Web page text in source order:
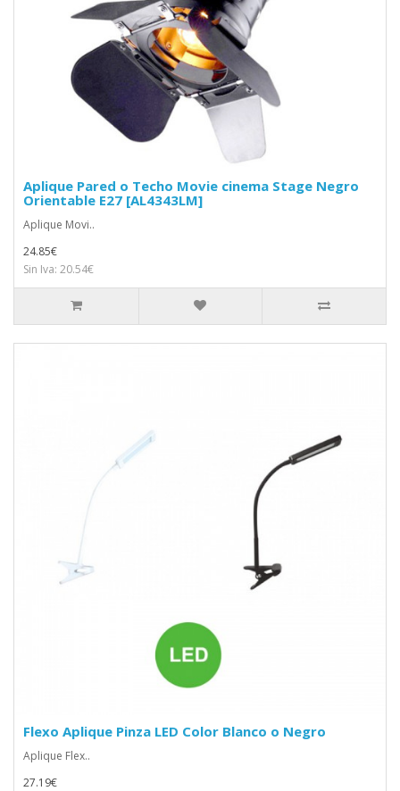
Aplique Pared o Techo Movie cinema Stage Negro
Orientable E27 [AL4343LM]
Aplique Movi..
24.85€
Sin Iva: 20.54€
Flexo Aplique Pinza LED Color Blanco o Negro
Aplique Flex..
27.19€